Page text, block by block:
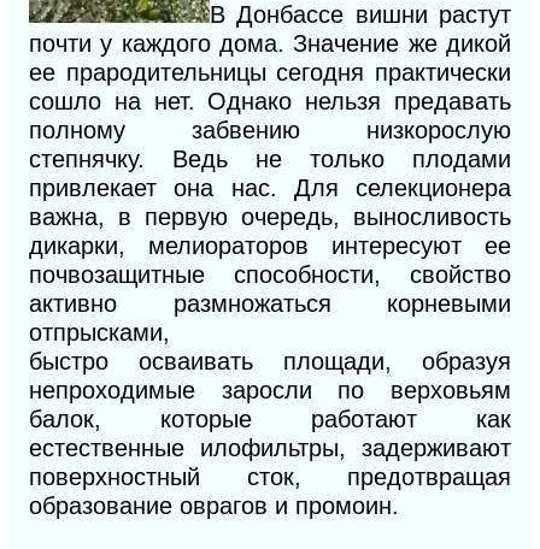
В Донбассе вишни растут
почти у каждого дома. Значение же дикой
ее прародительницы сегодня практически
сошло на нет. Однако нельзя предавать
полному забвению низкорослую
степнячку. Ведь не только плодами
привлекает она нас. Для селекционера
важна, в первую очередь, выносливость
дикарки, мелиораторов интересуют ее
почвозащитные способности, свойство
активно размножаться корневыми
отпрысками,
быстро осваивать площади, образуя
непроходимые заросли по верховьям
балок, которые работают как
естественные илофильтры, задерживают
поверхностный сток, предотвращая
образование оврагов и промоин.